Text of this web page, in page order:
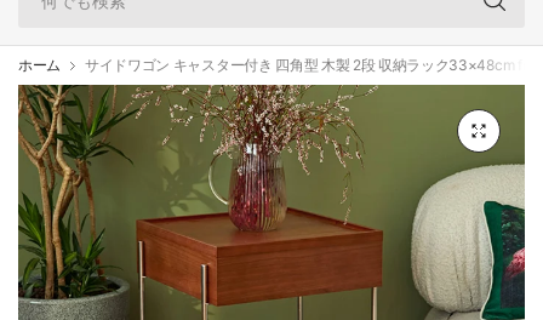
索
ホーム サイドワゴン キャスター付き 四角型 木製 2段 収納ラック33×48cm